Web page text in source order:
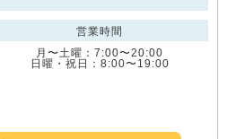
営業時間
月〜土曜：7:00〜20:00
日曜・祝日：8:00〜19:00